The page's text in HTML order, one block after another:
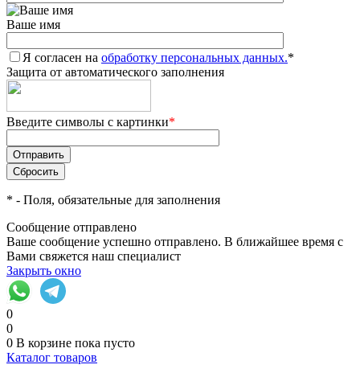
Ваше имя
Я согласен на обработку персональных данных.*
Защита от автоматического заполнения
Введите символы с картинки*
* - Поля, обязательные для заполнения
Сообщение отправлено
Ваше сообщение успешно отправлено. В ближайшее время с
Вами свяжется наш специалист
Закрыть окно
0
0
0 В корзине пока пусто
Каталог товаров